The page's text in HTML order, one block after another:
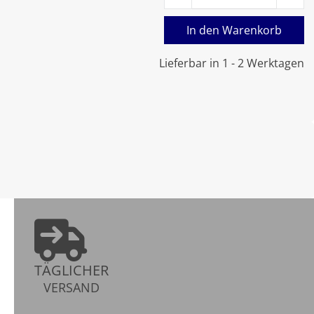
Lieferbar in 1 - 2 Werktagen
In den Warenkorb
TÄGLICHER
VERSAND